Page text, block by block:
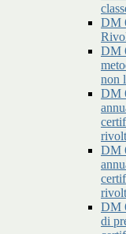
DM
DM
non
DM
DM
DM
di